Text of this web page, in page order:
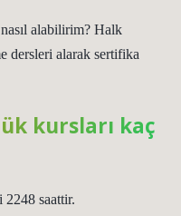
alabilirim? Halk
dersleri alarak sertifika
kursları kaç
2248 saattir.